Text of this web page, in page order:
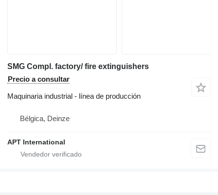
SMG Compl. factory/ fire extinguishers
Precio a consultar
Maquinaria industrial - línea de producción
Bélgica, Deinze
APT International